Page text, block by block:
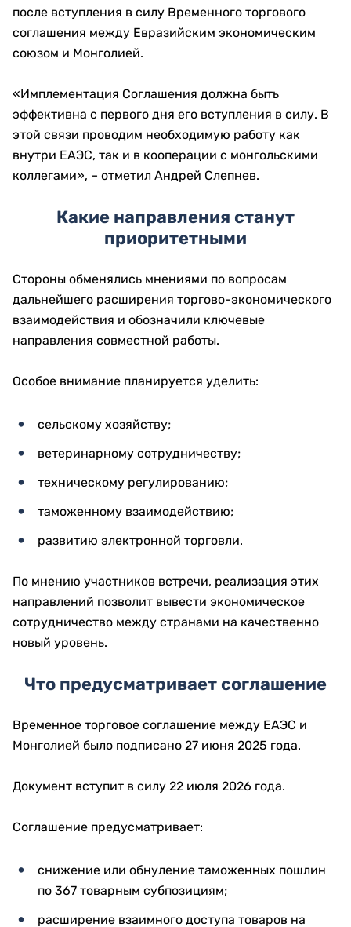
после вступления в силу Временного торгового
соглашения между Евразийским экономическим
союзом и Монголией.
«Имплементация Соглашения должна быть
эффективна с первого дня его вступления в силу. В
этой связи проводим необходимую работу как
внутри ЕАЭС, так и в кооперации с монгольскими
коллегами», – отметил Андрей Слепнев.
Какие направления станут
приоритетными
Стороны обменялись мнениями по вопросам
дальнейшего расширения торгово-экономического
взаимодействия и обозначили ключевые
направления совместной работы.
Особое внимание планируется уделить:
сельскому хозяйству;
ветеринарному сотрудничеству;
техническому регулированию;
таможенному взаимодействию;
развитию электронной торговли.
По мнению участников встречи, реализация этих
направлений позволит вывести экономическое
сотрудничество между странами на качественно
новый уровень.
Что предусматривает соглашение
Временное торговое соглашение между ЕАЭС и
Монголией было подписано 27 июня 2025 года.
Документ вступит в силу 22 июля 2026 года.
Соглашение предусматривает:
снижение или обнуление таможенных пошлин
по 367 товарным субпозициям;
расширение взаимного доступа товаров на